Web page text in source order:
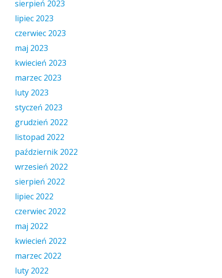
sierpień 2023
lipiec 2023
czerwiec 2023
maj 2023
kwiecień 2023
marzec 2023
luty 2023
styczeń 2023
grudzień 2022
listopad 2022
październik 2022
wrzesień 2022
sierpień 2022
lipiec 2022
czerwiec 2022
maj 2022
kwiecień 2022
marzec 2022
luty 2022